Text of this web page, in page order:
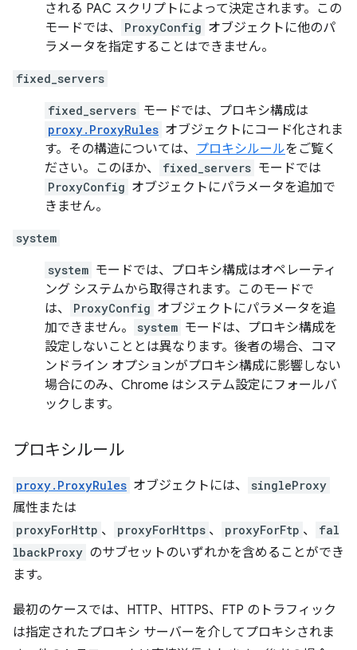
される PAC スクリプトによって決定されます。この
モードでは、
ProxyConfig オブジェクトに他のパ
ラメータを指定することはできません。
fixed_servers
fixed_servers モードでは、プロキシ構成は
proxy.ProxyRules オブジェクトにコード化されま
す。その構造については、 プロキシルールをご覧く
ださい。このほか、
fixed_servers モードでは
ProxyConfig オブジェクトにパラメータを追加で
きません。
system
system モードでは、プロキシ構成はオペレーティ
ング システムから取得されます。このモードで
は、
ProxyConfig オブジェクトにパラメータを追
加できません。
system モードは、プロキシ構成を
設定しないこととは異なります。後者の場合、コマ
ンドライン オプションがプロキシ構成に影響しない
場合にのみ、Chrome はシステム設定にフォールバ
ックします。
プロキシルール
proxy.ProxyRules オブジェクトには、 singleProxy
属性または
proxyForHttp 、 proxyForHttps 、 proxyForFtp 、
fal
lbackProxy のサブセットのいずれかを含めることができ
ます。
最初のケースでは、HTTP、HTTPS、FTP のトラフィック
は指定されたプロキシ サーバーを介してプロキシされま